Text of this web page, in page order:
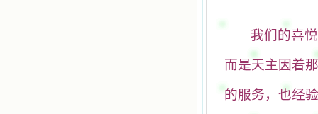
我们的喜
而是天主因着
的服务，也经